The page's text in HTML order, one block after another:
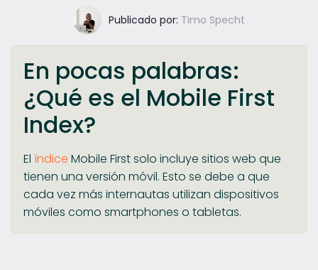
Publicado por: Timo Specht
En pocas palabras:
¿Qué es el Mobile First
Index?
El índice Mobile First solo incluye sitios web que
tienen una versión móvil. Esto se debe a que
cada vez más internautas utilizan dispositivos
móviles como smartphones o tabletas.